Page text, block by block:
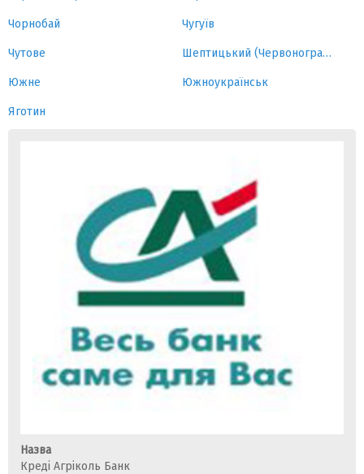
Чорнобай Чугуїв
Чутове Шептицький (Червоноград)
Южне Южноукраїнськ
Яготин
Назва
Креді Агріколь Банк